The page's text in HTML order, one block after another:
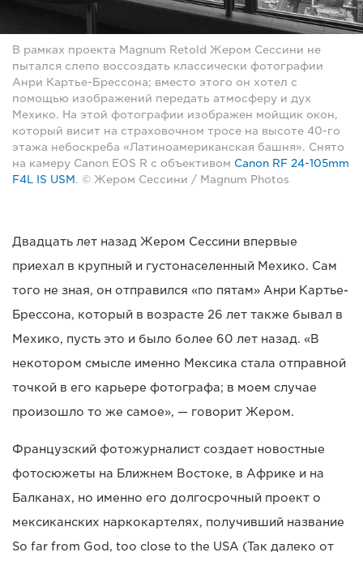
В рамках проекта Magnum Retold Жером Сессини не
пытался слепо воссоздать классически фотографии
Анри Картье-Брессона; вместо этого он хотел с
помощью изображений передать атмосферу и дух
Мехико. На этой фотографии изображен мойщик окон,
который висит на страховочном тросе на высоте 40-го
этажа небоскреба «Латиноамериканская башня». Снято
на камеру Canon EOS R с объективом Canon RF 24-105mm
F4L IS USM . © Жером Сессини / Magnum Photos
Двадцать лет назад Жером Сессини впервые
приехал в крупный и густонаселенный Мехико. Сам
того не зная, он отправился «по пятам» Анри Картье-
Брессона, который в возрасте 26 лет также бывал в
Мехико, пусть это и было более 60 лет назад. «В
некотором смысле именно Мексика стала отправной
точкой в его карьере фотографа; в моем случае
произошло то же самое», — говорит Жером.
Французский фотожурналист создает новостные
фотосюжеты на Ближнем Востоке, в Африке и на
Балканах, но именно его долгосрочный проект о
мексиканских наркокартелях, получивший название
So far from God, too close to the USA (Так далеко от